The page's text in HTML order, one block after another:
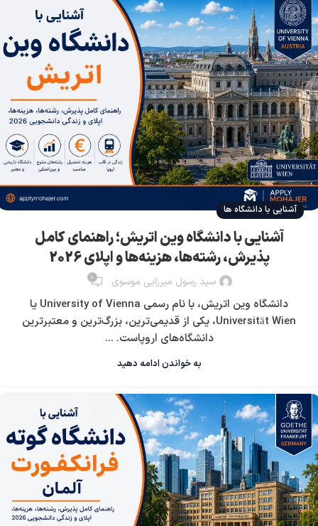
آشنایی با دانشگاه ها
آشنایی با دانشگاه وین اتریش؛ راهنمای کامل
پذیرش، رشته‌ها، هزینه‌ها و اپلای 2026
سید رسول میرزایی موسوی 0
دانشگاه وین اتریش، با نام رسمی University of Vienna یا
Universität Wien، یکی از قدیمی‌ترین، بزرگ‌ترین و معتبرترین
دانشگاه‌های اروپاست. ...
به خواندن ادامه دهید